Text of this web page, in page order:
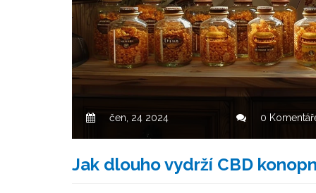
čen, 24 2024 0
Jak dlouho vydrží CBD